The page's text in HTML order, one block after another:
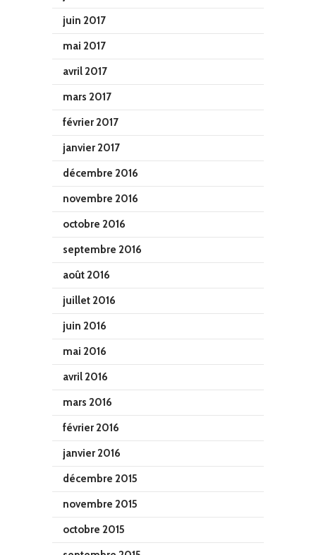
juin 2017
mai 2017
avril 2017
mars 2017
février 2017
janvier 2017
décembre 2016
novembre 2016
octobre 2016
septembre 2016
août 2016
juillet 2016
juin 2016
mai 2016
avril 2016
mars 2016
février 2016
janvier 2016
décembre 2015
novembre 2015
octobre 2015